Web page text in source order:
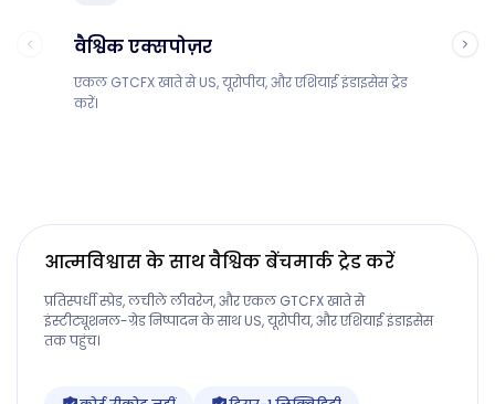
वैश्विक एक्सपोज़र
एकल GTCFX खाते से US, यूरोपीय, और एशियाई इंडाइसेस ट्रेड
करें।
आत्मविश्वास के साथ वैश्विक बेंचमार्क ट्रेड करें
प्रतिस्पर्धी स्प्रेड, लचीले लीवरेज, और एकल GTCFX खाते से
इंस्टीट्यूशनल-ग्रेड निष्पादन के साथ US, यूरोपीय, और एशियाई इंडाइसेस
तक पहुंच।